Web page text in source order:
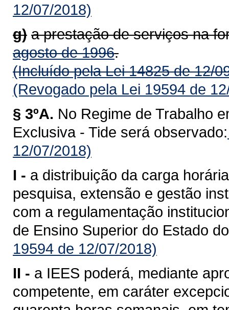
12/07/2018)
g) a prestação de serviços na
agosto de 1996.
(Incluído pela Lei 14825 de 12/
(Revogado pela Lei 19594 de
§ 3ºA. No Regime de Trabalho
Exclusiva - Tide será observado:
12/07/2018)
I - a distribuição da carga
pesquisa, extensão e gestão
com a regulamentação
de Ensino Superior do Estado
19594 de 12/07/2018)
II - a IEES poderá, mediante
competente, em caráter